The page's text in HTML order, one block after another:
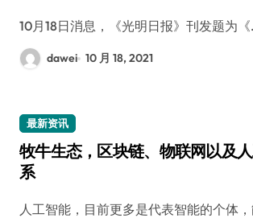
10月18日消息，《光明日报》刊发题为
dawei 10 月 18, 2021
最新资讯
牧牛生态，区块链、物联网以及
系
人工智能，目前更多是代表智能的个体